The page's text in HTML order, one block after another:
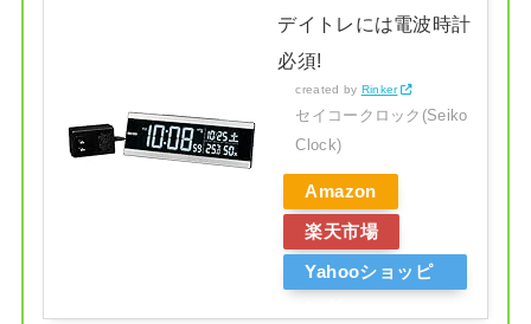
デイトレには電波時計
必須!
created by Rinker
セイコークロック(Seiko
Clock)
Amazon
楽天市場
Yahooショッピ